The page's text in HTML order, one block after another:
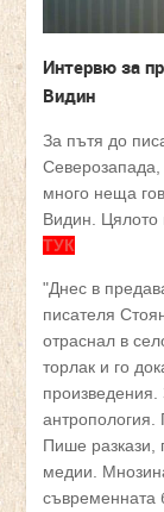
Интервю за
Видин
За пътя до
Северозапада,
много неща
Видин. Цялото
ТУК
"Днес в
писателя
отраснал в
торлак и го
произведения.
антропология.
Пише разкази,
медии.
съвременната